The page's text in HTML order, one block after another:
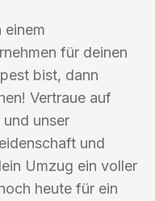
einem
für deinen
bist, dann
Vertraue auf
unser
und
Umzug ein voller
heute für ein